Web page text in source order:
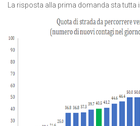
La risposta alla prima domanda sta